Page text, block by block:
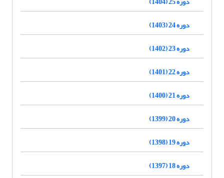
دوره 24 (1403)
دوره 23 (1402)
دوره 22 (1401)
دوره 21 (1400)
دوره 20 (1399)
دوره 19 (1398)
دوره 18 (1397)